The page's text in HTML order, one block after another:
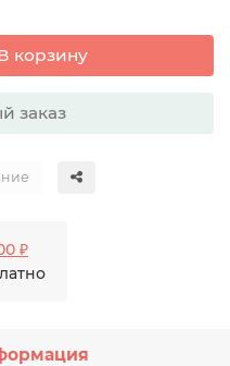
корзину
заказ
₽